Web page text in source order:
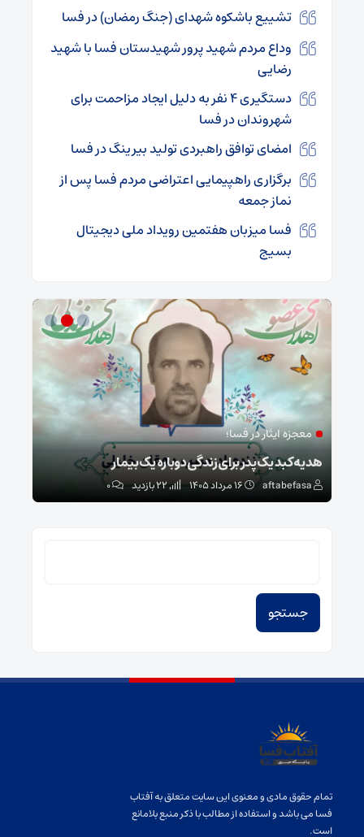
تشییع باشکوه شهدای (جنگ رمضان) در فسا
وداع مردم شهید پرور شهیدستان فسا با شهید
رضایی
دستگیری ۴ نفر به دلیل ایجاد مزاحمت برای
شهروندان در فسا
امضای توافق راهبردی تولید بیرینگ در فسا
برگزاری راهپیمایی اعتراضی مردم فسا پس از
نماز جمعه
فسا میزبان هفتمین رویداد ملی دیجیتال
بسیج
معجزه ایثار در فسا؛
هدیه کبد یک پدر برای زندگی دوباره یک بیمار
aftabefasa ۱۶ مرداد ۱۴۰۵ 22 بازدید ۰
تمام حقوق مادی و معنوی این سایت متعلق به آفتاب
فسا می باشد و استفاده از مطالب با ذکر منبع بلامانع
است.